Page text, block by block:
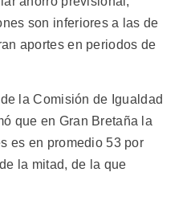
son inferiores a las de
aportes en periodos de
la Comisión de Igualdad
que en Gran Bretaña la
es en promedio 53 por
la mitad, de la que